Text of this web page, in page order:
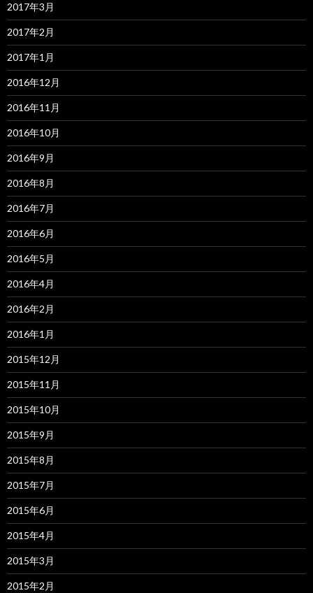
2017年3月
2017年2月
2017年1月
2016年12月
2016年11月
2016年10月
2016年9月
2016年8月
2016年7月
2016年6月
2016年5月
2016年4月
2016年2月
2016年1月
2015年12月
2015年11月
2015年10月
2015年9月
2015年8月
2015年7月
2015年6月
2015年4月
2015年3月
2015年2月